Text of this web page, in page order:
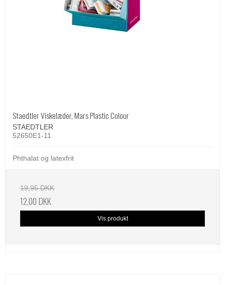
Staedtler Viskelæder, Mars Plastic Colour
STAEDTLER
52650E1-11
Phthalat og latexfrit
19,95 DKK
12,00 DKK
Vis produkt